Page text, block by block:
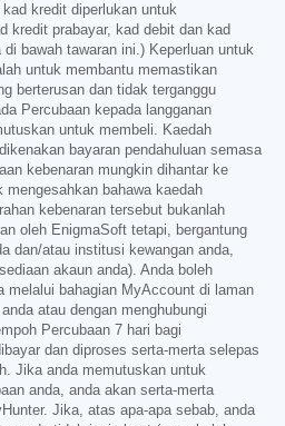
kredit diperlukan untuk
kredit prabayar, kad debit dan kad
bawah tawaran ini.) Keperluan untuk
untuk membantu memastikan
berterusan dan tidak terganggu
Percubaan kepada langganan
untuk membeli. Kaedah
bayaran pendahuluan semasa
kebenaran mungkin dihantar ke
bahawa kaedah
kebenaran tersebut bukanlah
oleh EnigmaSoft tetapi, bergantung
dan/atau institusi kewangan anda,
akaun anda). Anda boleh
melalui bahagian MyAccount di laman
atau dengan menghubungi
Percubaan 7 hari bagi
dan diproses serta-merta selepas
Jika anda memutuskan untuk
anda, anda akan serta-merta
Jika, atas apa-apa sebab, anda